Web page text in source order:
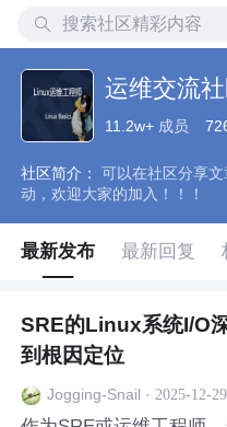
运维交流社
11.2w+ 成员
社区简介：
可以在社区分享
动，欢迎大家的加入！！！
最新发布 最新回复
SRE的Linux系统I/O
到根因定位
Jogging-Snail · 2025-12-29